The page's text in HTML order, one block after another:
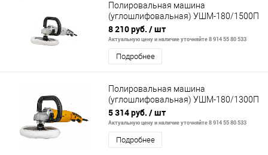
Полировальная машина
(углошлифовальная) УШМ-180/1500П
Ресанта
8 210 руб. / шт
Актуальную цену и наличие уточняйте 8 914 55 80 533
Подробнее
Полировальная машина
(углошлифовальная) УШМ-180/1300П
Вихрь
5 314 руб. / шт
Актуальную цену и наличие уточняйте 8 914 55 80 533
Подробнее